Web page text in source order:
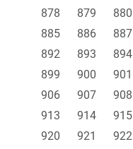
878
879 880
885
886 887
892
893 894
899
900 901
906
907 908
913
914 915
920
921 922